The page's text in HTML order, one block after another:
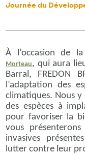
Journée du
À l’occasion de la
Morteau, qui aura
Barral, FREDON
l’adaptation des
climatiques. Nous y
des espèces à
pour favoriser la
vous
invasives
lutter contre leur